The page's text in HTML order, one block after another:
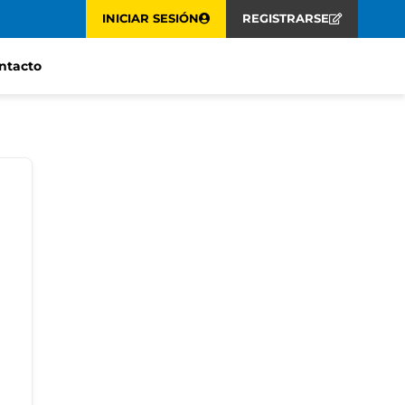
INICIAR SESIÓN REGISTRARSE